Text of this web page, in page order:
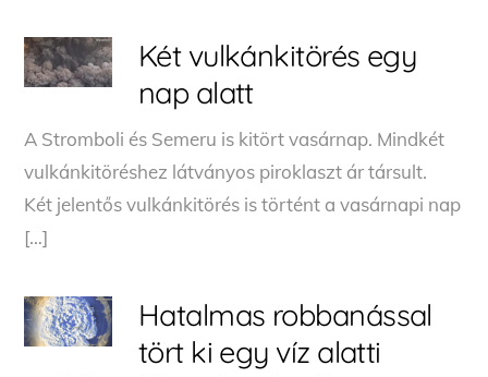
Két vulkánkitörés egy
nap alatt
A Stromboli és Semeru is kitört vasárnap. Mindkét
vulkánkitöréshez látványos piroklaszt ár társult.
Két jelentős vulkánkitörés is történt a vasárnapi nap
[…]
Hatalmas robbanással
tört ki egy víz alatti